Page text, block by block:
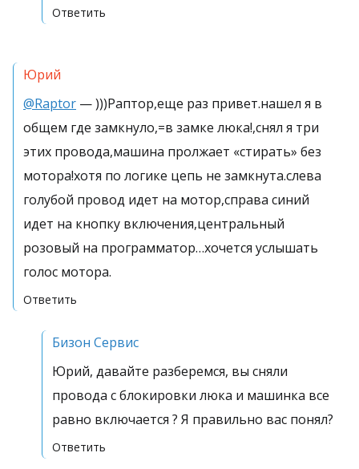
Ответить
Юрий
@Raptor — )))Раптор,еще раз привет.нашел я в
общем где замкнуло,=в замке люка!,снял я три
этих провода,машина пролжает «стирать» без
мотора!хотя по логике цепь не замкнута.слева
голубой провод идет на мотор,справа синий
идет на кнопку включения,центральный
розовый на программатор…хочется услышать
голос мотора.
Ответить
Бизон Сервис
Юрий, давайте разберемся, вы сняли
провода с блокировки люка и машинка все
равно включается ? Я правильно вас понял?
Ответить